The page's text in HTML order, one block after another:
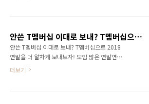
시계는 시간을 알려주는 역할에서 벗어나 멋을
고 있다. 물론 시간을 알려주는 본연의 역할만으
로도 충분한 ..
에도 썼지만 T플랜이 출시되면서 필자는 데이터
인피니티 요금제를 그리고 아내, 여동생, 엄마는
모두 월 33,000원인 T플랜 스몰 요금제로 변경
했다. 스몰 요금제는 기본 1.2GB라는 적은 데이
게 40GB의 공유 데이터가 있으니 말이다. 이순
안쓴 T멤버십 이대로 보내? T멤버십으로 2018 연말을 더 알차게 보내보자!
안쓴 T멤버십 이대로 보내? T멤버십으로 2018
연말을 더 알차게 보내보자! 모임 많은 연말연시
그리고 가족과 함께 보내야 할 크리스마스까지
더보기